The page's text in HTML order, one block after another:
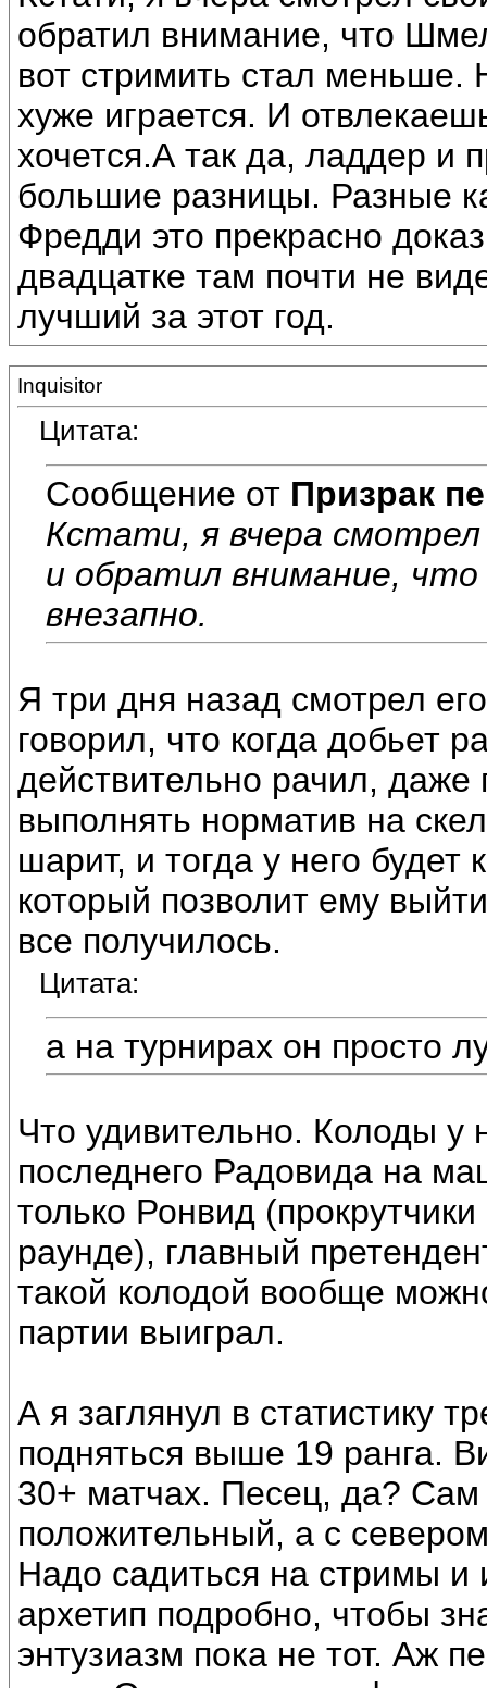
обратил внимание, что
вот стримить стал меньше.
хуже играется. И
хочется.А так да, ладдер и
большие разницы. Разные
Фредди это прекрасно
двадцатке там почти не
лучший за этот год.
Inquisitor
Цитата:
Сообщение от Призрак
Кстати, я вчера
и обратил внимание,
внезапно.
Я три дня назад смотрел
говорил, что когда добьет
действительно рачил,
выполнять норматив на
шарит, и тогда у него
который позволит ему
все получилось.
Цитата:
а на турнирах он просто
Что удивительно. Колоды у
последнего Радовида на
только Ронвид
раунде), главный
такой колодой вообще
партии выиграл.
А я заглянул в статистику
подняться выше 19 ранга.
30+ матчах. Песец, да?
положительный, а с
Надо садиться на стримы и
архетип подробно, чтобы
энтузиазм пока не тот. Аж